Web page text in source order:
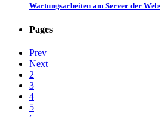
Wartungsarbeiten am Server der
Pages
Prev
Next
2
3
4
5